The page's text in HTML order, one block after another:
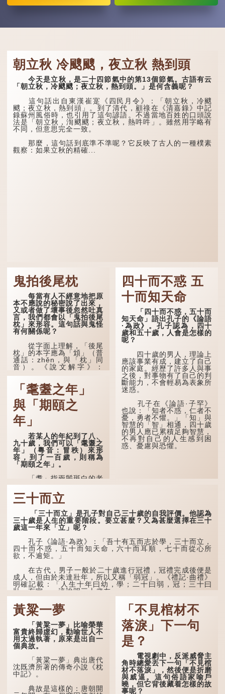
朝立秋 冷颼颼，夜立秋 熱到頭
今天是立秋，是二十四節氣中的第13個節氣。古語有云
「朝立秋，冷颼颼；夜立秋，熱到頭。」是何含義呢？
這句話出自東漢崔寔《四民月令》：「朝立秋，冷颼
颼；夜立秋，熱到頭」。到了清代，顧祿在《清嘉錄》中記
錄蘇州風俗時，也引用了這句諺語。不過當地百姓的口頭說
法是「朝立秋，渹颼颼；夜立秋，熱吽吽」。雖然用字略有
不同，但意思完全一致。
那麼，這句話到底準不準呢？它反映了古人的一種樸素
觀察：如果立秋的精確...
鬼拍後尾枕
每當有人不經意地把原
本不應說的秘密說了出來，
又或者做了壞事後忽然吐真
言，我們都會以「鬼拍後尾
枕」來形容。這句話與鬼怪
有何關係呢？
從字面上理解，「後尾
枕」的本字應為「䪴」（普
通話：zhěn，與「枕」同
音）。《說文解字》：
後部與枕頭接觸的地方。
民間流傳有一種說法，
人會將一些不欲為人所知的
記憶藏於頸後之處。如果忽
然吐真言，就好像被不明東
西（如鬼魂）在後腦拍了一
下，藏在腦中的秘密便脫口
而出。因此「鬼拍...
「耄耋之年」
與「期頤之
年」
若某人的年紀到了八、
九十歲，我們可以「耄耋之
年」（粵音：冒秩）來形
容，到了一百歲，則稱為
「期頤之年」。
「耄」指兩鬢斑白的老
人家，亦含有思想紊亂的意
思；「耋」更有跌倒的意
思，也是用來形容老人家
的。
曹操《對酒歌》就曾寫
道：「耄耋皆得以壽終，恩
到了一百歲呢？
頤」。《禮記.曲禮上》：
「百年曰期頤。」鄭玄註：
「期，猶要也；頤，養也。
不知衣服食味，孝子要盡養
道...
四十而不惑 五
十而知天命
「四十而不惑，五十而
知天命」語出孔子的《論語
·為政》。孔子認為，四十
歲和五十歲，人會是怎樣的
呢？
四十歲的男人，理論上
應該事業有成，建立了自己
的家庭。經歷了許多人與事
之後，對事物有了自己的判
斷能力，不會輕易為表象所
迷惑。
孔子在《論語·子罕》
也說：「知者不惑，仁者不
憂，勇者不懼。」「知」與
智慧的「智」相通，四十歲
的男人應已累積足夠智慧，
不再對自己的人生感到困
惑、憂慮與恐懼。
三十而立
「三十而立」是孔子對自己三十歲的自我評價。他認為
三十歲是人生的重要階段。要立甚麼？又為甚麼選擇在三十
歲這一年來「立」呢？
孔子《論語·為政》：「吾十有五而志於學，三十而立，
四十而不惑，五十而知天命，六十而耳順，七十而從心所
欲，不逾矩。」
在古代，男子一般於二十歲進行冠禮，冠禮完成後便是
成人，但由於未達壯年，所以又稱「弱冠」。《禮記·曲禮》
明確記載：「人生十年曰幼，學；二十曰弱，冠；三十曰
壯，有室。」這說明三十歲在...
黃粱一夢
「黃粱一夢」比喻榮華
富貴終歸虛幻，勸喻世人不
用太過執著，原來是出自一
個典故。
「黃粱一夢」典出唐代
沈既濟所著的傳奇小說《枕
中記》。
典故是這樣的：唐朝開
「不見棺材不
落淚」下一句
是？
電視劇中，反派威脅主
角時總愛丟下一句「不見棺
材不落淚」，然後便是折磨
與威逼。這句俗語家喻戶
曉，但它背後藏着怎樣的故
事呢？